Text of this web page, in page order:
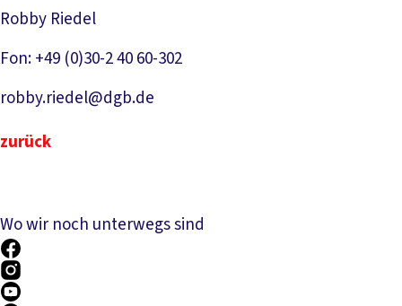
Robby Riedel
Fon: +49 (0)30-2 40 60-302
robby.riedel@dgb.de
zurück
Wo wir noch unterwegs sind